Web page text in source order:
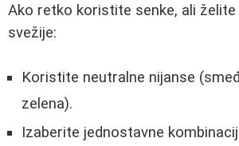
Ako retko koristite senke, ali želite
svežije:
Koristite neutralne nijanse
zelena).
Izaberite jednostavne